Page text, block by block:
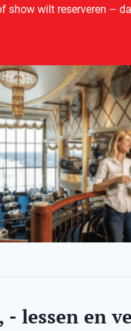
show wilt reserveren –
- lessen en